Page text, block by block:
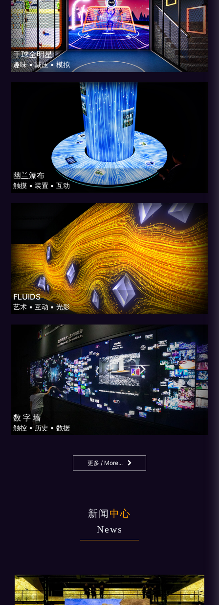
手球全明星
趣味 ▪ 减压 ▪ 模拟
幽兰瀑布
触摸 ▪ 装置 ▪ 互动
FLUIDS
艺术 ▪ 互动 ▪ 光影
数 字 墙
触控 ▪ 历史 ▪ 数据
更多 / More...
新闻 中心
News